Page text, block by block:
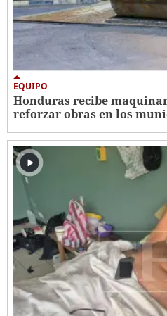
EQUIPO
Honduras recibe
reforzar obras en los